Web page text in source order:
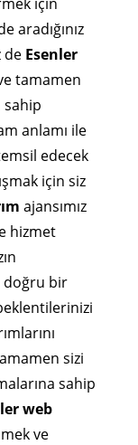
aradığınız
de Esenler
tamamen
sahip
anlamı ile
edecek
için siz
ajansımız
hizmet
doğru bir
sizi
sahip
web
ve